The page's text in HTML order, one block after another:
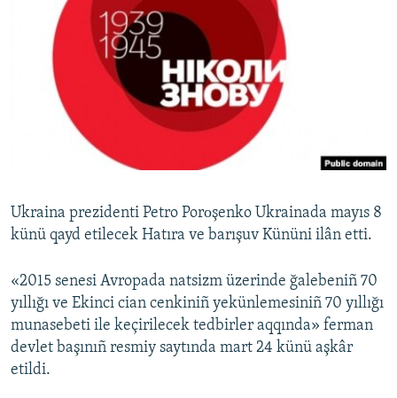
BLOGLAR
Русский
Українською
RFE/RS bütün saytları
Ukraina prezidenti Petro Porоşenko Ukrainada mayıs 8
künü qayd etilecek Hatıra ve barışuv Kününi ilân etti.
«2015 senesi Avropada natsizm üzerinde ğalebeniñ 70
yıllığı ve Ekinci cian cenkiniñ yekünlemesiniñ 70 yıllığı
munasebeti ile keçirilecek tedbirler aqqında» ferman
devlet başınıñ resmiy saytında mart 24 künü aşkâr
etildi.